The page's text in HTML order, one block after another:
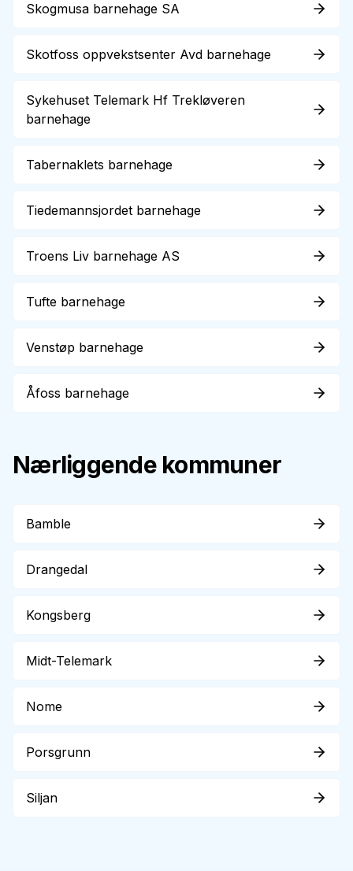
Skogmusa barnehage SA
Skotfoss oppvekstsenter Avd barnehage
Sykehuset Telemark Hf Trekløveren
barnehage
Tabernaklets barnehage
Tiedemannsjordet barnehage
Troens Liv barnehage AS
Tufte barnehage
Venstøp barnehage
Åfoss barnehage
Nærliggende kommuner
Bamble
Drangedal
Kongsberg
Midt-Telemark
Nome
Porsgrunn
Siljan